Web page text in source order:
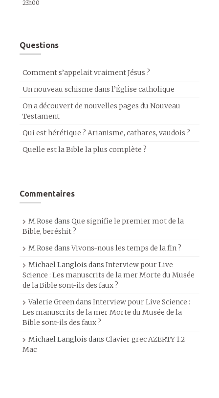
23h00
Questions
Comment s’appelait vraiment Jésus ?
Un nouveau schisme dans l’Église catholique
On a découvert de nouvelles pages du Nouveau
Testament
Qui est hérétique ? Arianisme, cathares, vaudois ?
Quelle est la Bible la plus complète ?
Commentaires
M.Rose dans Que signifie le premier mot de la
Bible, beréshit ?
M.Rose dansVivons-nous les temps de la fin ?
Michael Langlois dans Interview pour Live
Science : Les manuscrits de la mer Morte du Musée
de la Bible sont-ils des faux ?
Valerie Greendans Interview pour Live Science :
Les manuscrits de la mer Morte du Musée de la
Bible sont-ils des faux ?
Michael Langlois dans Clavier grec AZERTY 1.2
Mac